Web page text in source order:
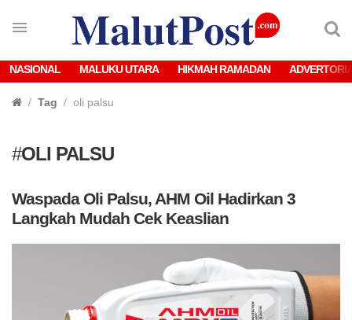
NASIONAL MALUKU UTARA HIKMAH RAMADAN
Tag oli palsu
#OLI PALSU
Waspada Oli Palsu, AHM Oil Hadirkan 3
Langkah Mudah Cek Keaslian